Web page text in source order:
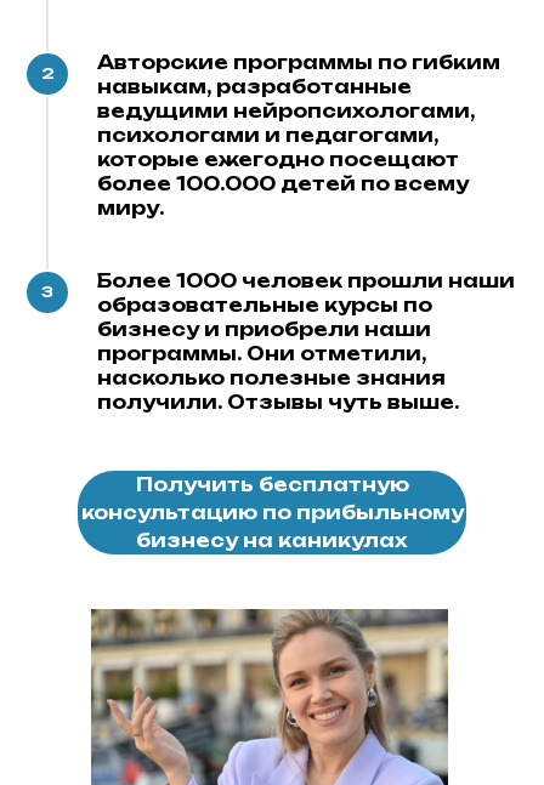
Авторские программы по гибким
навыкам, разработанные
ведущими нейропсихологами,
психологами и педагогами,
которые ежегодно посещают
более 100.000 детей по всему
миру.
Более 1000 человек прошли наши
образовательные курсы по
бизнесу и приобрели наши
программы. Они отметили,
насколько полезные знания
получили. Отзывы чуть выше.
Получить бесплатную
консультацию по прибыльному
бизнесу на каникулах